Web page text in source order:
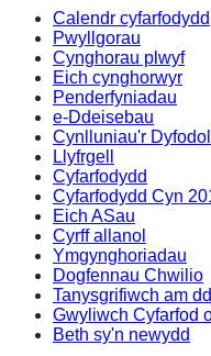
Calendr cyfarfodydd
Pwyllgorau
Cynghorau plwyf
Eich cynghorwyr
Penderfyniadau
e-Ddeisebau
Cynlluniau'r Dyfodol
Llyfrgell
Cyfarfodydd
Cyfarfodydd Cyn
Eich ASau
Cyrff allanol
Ymgynghoriadau
Dogfennau Chwilio
Tanysgrifiwch am
Gwyliwch Cyfarfod
Beth sy'n newydd